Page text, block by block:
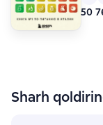
50
Sharh